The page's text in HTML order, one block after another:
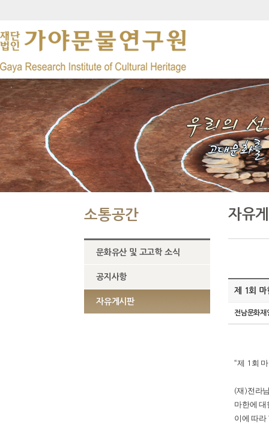
소통공간
문화유산 및 고고학 소식
공지사항
자유게시판
자유
제 1회 마
전남문화재
“제 1 회
(재 )전라
마한에
이에 따라